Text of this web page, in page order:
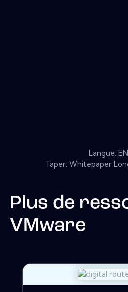
Langue:
Taper: Whitepaper
Plus de
VMware